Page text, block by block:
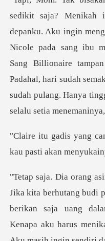
Nicole pada sang ibu
Sang Billionaire
Padahal, hari
berikan saja uang
Kenapa aku